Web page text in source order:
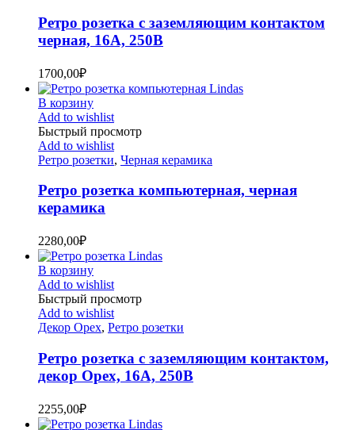
Ретро розетка с заземляющим контактом
черная, 16А, 250В
1700,00₽
В корзину
Add to wishlist
Быстрый просмотр
Add to wishlist
Ретро розетки, Черная керамика
Ретро розетка компьютерная, черная
керамика
2280,00₽
В корзину
Add to wishlist
Быстрый просмотр
Add to wishlist
Декор Орех, Ретро розетки
Ретро розетка с заземляющим контактом,
декор Орех, 16А, 250В
2255,00₽